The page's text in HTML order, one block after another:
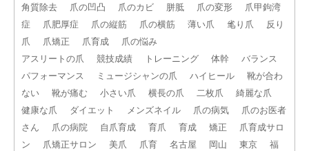
角質除去
爪の凹凸 爪のカビ 胼胝 爪の変形
爪甲鉤湾
症
爪肥厚症 爪の縦筋 爪の横筋 薄い爪 毟り爪
反り
爪
爪矯正 爪育成
爪の悩み
アスリートの爪
競技成績 トレーニング 体幹
バランス
パフォーマンス
ミュージシャンの爪 ハイヒール
靴が合わ
ない
靴が痛む 小さい爪 横長の爪 二枚爪
綺麗な爪
健康な爪
ダイエット メンズネイル 爪の病気
爪のお医者
さん
爪の病院 自爪育成 育爪 育成 矯正
爪育成サロ
ン
爪矯正サロン 美爪 爪育 名古屋 岡山 東京
福